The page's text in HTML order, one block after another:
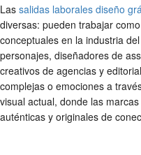
Las salidas laborales diseño
diversas: pueden trabajar
conceptuales en la industria
personajes, diseñadores de
creativos de agencias y
complejas o emociones a
visual actual, donde las
auténticas y originales de